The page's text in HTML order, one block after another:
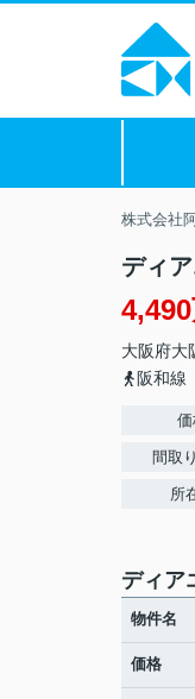
株式会社
ディ
大阪府大
阪和線
間取
所
ディア
物件名
価格